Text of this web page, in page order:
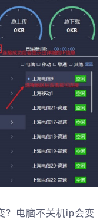
？电脑不关机ip会变